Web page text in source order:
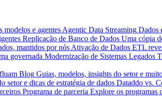
modelos e agentes Agentic Data Streaming Dados
Replicação de Banco de Dados Uma cópia
mantidos por nós Ativação de Dados ETL
governada Modernização de Sistemas Legados
Blog Guias, modelos, insights do setor e
setor e dicas de estratégia de dados Dataddo vs.
Programa de parceria Explore os programas